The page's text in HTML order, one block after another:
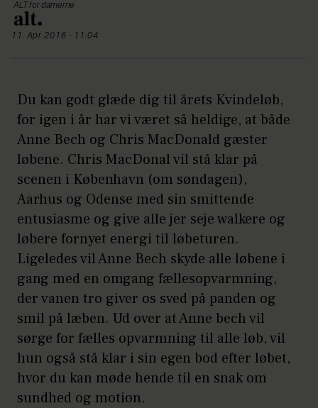
ALT for damerne
11. Apr 2016 - 11:04
Du kan godt glæde dig til årets Kvindeløb,
for igen i år har vi været så heldige, at både
Anne Bech og Chris MacDonald gæster
løbene. Chris MacDonal vil stå klar på
scenen i København (om søndagen),
Aarhus og Odense med sin smittende
entusiasme og give alle jer seje walkere og
løbere fornyet energi til løbeturen.
Ligeledes vil Anne Bech skyde alle løbene i
gang med en omgang fællesopvarmning,
der vanen tro giver os sved på panden og
smil på læben. Ud over at Anne bech vil
sørge for fælles opvarmning til alle løb, vil
hun også stå klar i sin egen bod efter løbet,
hvor du kan møde hende til en snak om
sundhed og motion.